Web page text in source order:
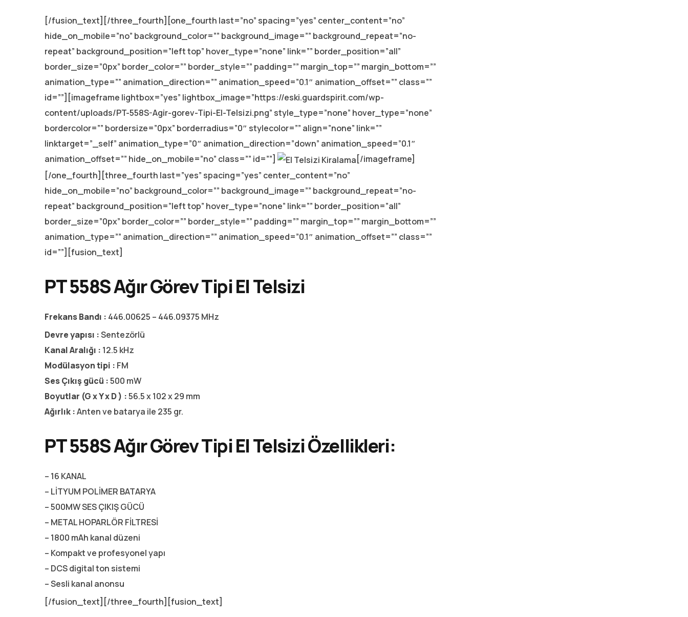
[/fusion_text][/three_fourth][one_fourth last=”no” spacing=”yes” center_content=”no”
hide_on_mobile=”no” background_color=”” background_image=”” background_repeat=”no-
repeat” background_position=”left top” hover_type=”none” link=”” border_position=”all”
border_size=”0px” border_color=”” border_style=”” padding=”” margin_top=”” margin_bottom=””
animation_type=”” animation_direction=”” animation_speed=”0.1″ animation_offset=”” class=””
id=””][imageframe lightbox=”yes” lightbox_image=”https://eski.guardspirit.com/wp-
content/uploads/PT-558S-Agir-gorev-Tipi-El-Telsizi.png” style_type=”none” hover_type=”none”
bordercolor=”” bordersize=”0px” borderradius=”0″ stylecolor=”” align=”none” link=””
linktarget=”_self” animation_type=”0″ animation_direction=”down” animation_speed=”0.1″
animation_offset=”” hide_on_mobile=”no” class=”” id=””]
[/imageframe]
[/one_fourth][three_fourth last=”yes” spacing=”yes” center_content=”no”
hide_on_mobile=”no” background_color=”” background_image=”” background_repeat=”no-
repeat” background_position=”left top” hover_type=”none” link=”” border_position=”all”
border_size=”0px” border_color=”” border_style=”” padding=”” margin_top=”” margin_bottom=””
animation_type=”” animation_direction=”” animation_speed=”0.1″ animation_offset=”” class=””
id=””][fusion_text]
PT 558S Ağır Görev Tipi El Telsizi
Frekans Bandı : 446.00625 – 446.09375 MHz
Devre yapısı :Sentezörlü
Kanal Aralığı : 12.5 kHz
Modülasyon tipi : FM
Ses Çıkış gücü :500 mW
Boyutlar (G x Y x D ) :56.5 x 102 x 29 mm
Ağırlık :Anten ve batarya ile 235 gr.
PT 558S Ağır Görev Tipi El TelsiziÖzellikleri:
– 16 KANAL
– LİTYUM POLİMER BATARYA
– 500MW SES ÇIKIŞ GÜCÜ
– METAL HOPARLÖR FİLTRESİ
– 1800 mAh kanal düzeni
– Kompakt ve profesyonel yapı
– DCS digital ton sistemi
– Sesli kanal anonsu
[/fusion_text][/three_fourth][fusion_text]